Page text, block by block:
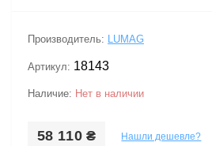
Производитель: LUMAG
Артикул: 18143
Наличие: Нет в наличии
58 110 ₴ Нашли дешевле?